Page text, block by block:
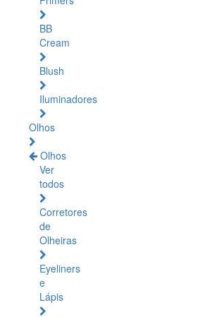
BB
Cream
Blush
Iluminadores
Olhos
Olhos
Ver
todos
Corretores
de
Olheiras
Eyeliners
e
Lápis